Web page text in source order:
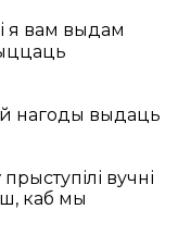
я вам выдам
нагоды выдаць
вучні
каб мы